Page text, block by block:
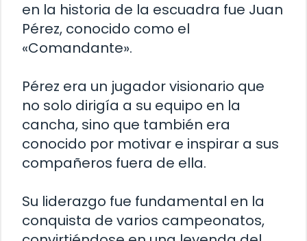
en la historia de la escuadra fue Juan
Pérez, conocido como el
«Comandante».
Pérez era un jugador visionario que
no solo dirigía a su equipo en la
cancha, sino que también era
conocido por motivar e inspirar a sus
compañeros fuera de ella.
Su liderazgo fue fundamental en la
conquista de varios campeonatos,